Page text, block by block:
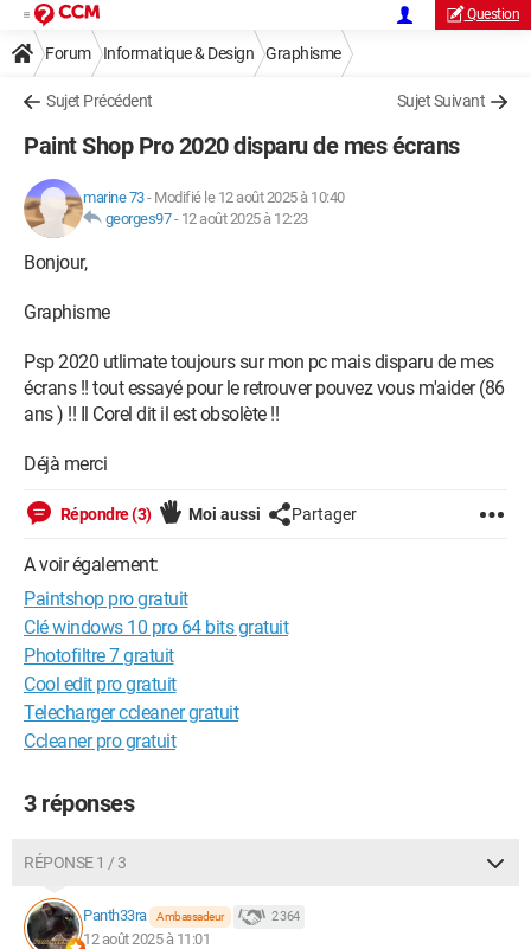
Question
Forum Informatique & Design Graphisme
Sujet Précédent Sujet Suivant
Paint Shop Pro 2020 disparu de mes écrans
marine 73- Modifié le 12 août 2025 à 10:40
georges97- 12 août 2025 à 12:23
Bonjour,
Graphisme
Psp 2020 utlimate toujours sur mon pc mais disparu de mes
écrans !! tout essayé pour le retrouver pouvez vous m'aider (86
ans ) !! Il Corel dit il est obsolète !!
Déjà merci
Répondre (3) Moi aussi Partager
A voir également:
Paintshop pro gratuit
Clé windows 10 pro 64 bits gratuit
Photofiltre 7 gratuit
Cool edit pro gratuit
Telecharger ccleaner gratuit
Ccleaner pro gratuit
3 réponses
RÉPONSE 1 / 3
Panth33ra Ambassadeur 2 364
12 août 2025 à 11:01